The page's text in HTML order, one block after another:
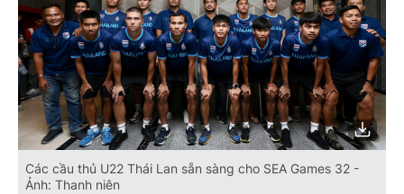
Các cầu thủ U22 Thái Lan sẵn sàng cho SEA Games 32 -
Ảnh: Thanh niên